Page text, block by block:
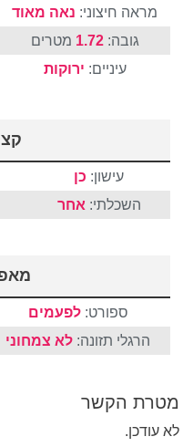
מראה חיצוני: נאה מאוד
גובה:1.72 מטרים
עיניים: ירוקות
עישון: כן
השכלתי: אחר
ספורט:לפעמים
הרגלי תזונה: לא צמחוני
מטרת הקשר
לא עודכן.